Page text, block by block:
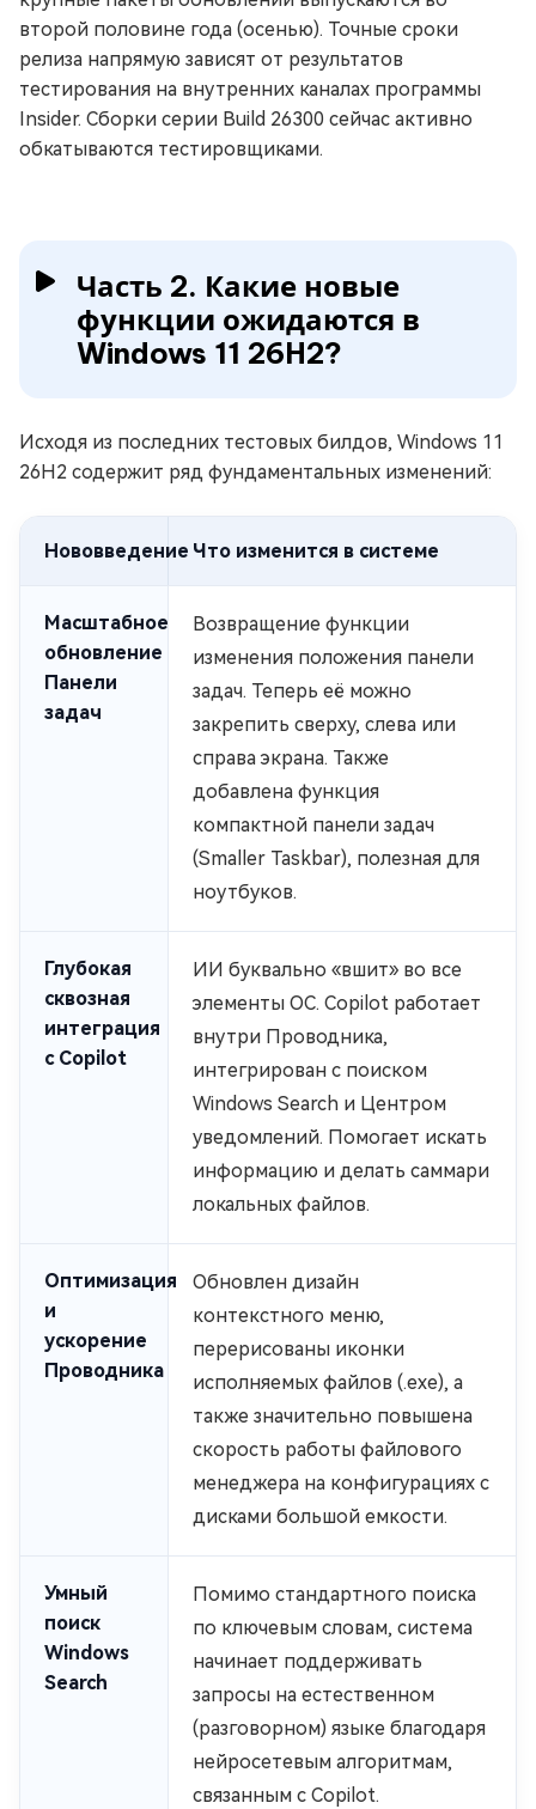
второй половине года (осенью). Точные сроки
релиза напрямую зависят от результатов
тестирования на внутренних каналах программы
Insider. Сборки серии Build 26300 сейчас активно
обкатываются тестировщиками.
Часть 2. Какие новые
функции ожидаются в
Windows 11 26H2?
Исходя из последних тестовых билдов, Windows 11
26H2 содержит ряд фундаментальных изменений:
Нововведение Что изменится в системе
Масштабное
обновление
Панели
задач
Возвращение функции
изменения положения панели
задач. Теперь её можно
закрепить сверху, слева или
справа экрана. Также
добавлена функция
компактной панели задач
(Smaller Taskbar), полезная для
ноутбуков.
Глубокая
сквозная
интеграция
с Copilot
ИИ буквально «вшит» во все
элементы ОС. Copilot работает
внутри Проводника,
интегрирован с поиском
Windows Search и Центром
уведомлений. Помогает искать
информацию и делать саммари
локальных файлов.
Оптимизация
и
ускорение
Проводника
Обновлен дизайн
контекстного меню,
перерисованы иконки
исполняемых файлов (.exe), а
также значительно повышена
скорость работы файлового
менеджера на конфигурациях с
дисками большой емкости.
Умный
поиск
Windows
Search
Помимо стандартного поиска
по ключевым словам, система
начинает поддерживать
запросы на естественном
(разговорном) языке благодаря
нейросетевым алгоритмам,
связанным с Copilot.